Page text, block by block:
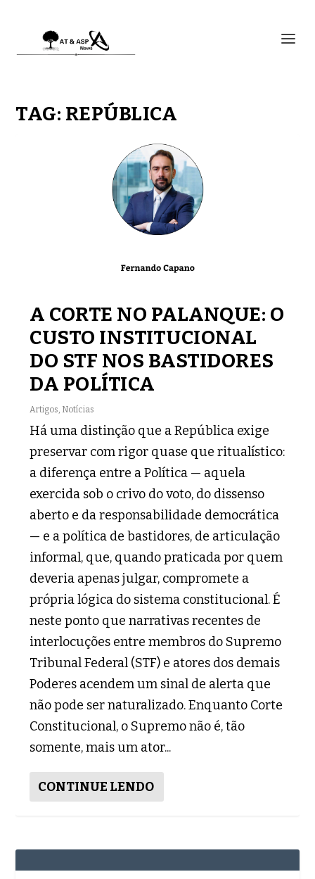
TAG: REPÚBLICA
A CORTE NO PALANQUE: O
CUSTO INSTITUCIONAL
DO STF NOS BASTIDORES
DA POLÍTICA
Artigos Notícias
Há uma distinção que a República exige
preservar com rigor quase que ritualístico:
a diferença entre a Política — aquela
exercida sob o crivo do voto, do dissenso
aberto e da responsabilidade democrática
— e a política de bastidores, de articulação
informal, que, quando praticada por quem
deveria apenas julgar, compromete a
própria lógica do sistema constitucional. É
neste ponto que narrativas recentes de
interlocuções entre membros do Supremo
Tribunal Federal (STF) e atores dos demais
Poderes acendem um sinal de alerta que
não pode ser naturalizado. Enquanto Corte
Constitucional, o Supremo não é, tão
somente, mais um ator...
CONTINUE LENDO